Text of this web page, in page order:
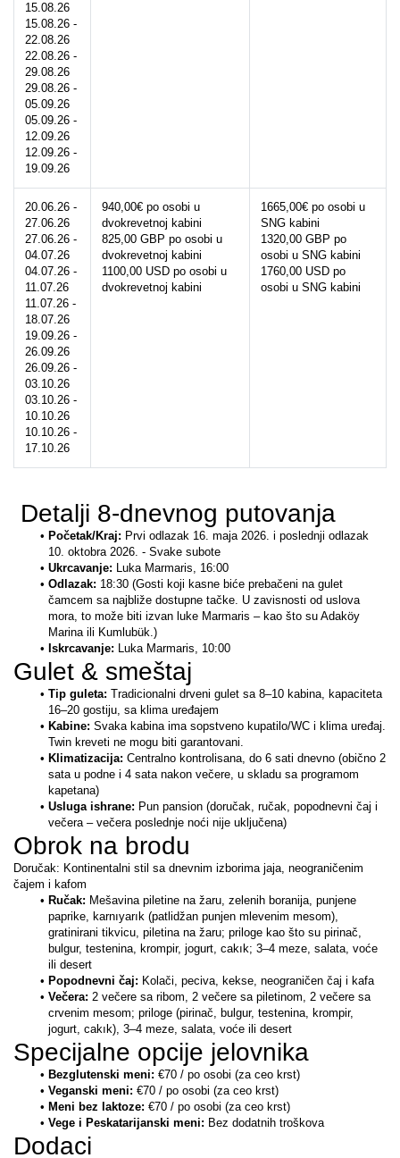
15.08.26
15.08.26 -
22.08.26
22.08.26 -
29.08.26
29.08.26 -
05.09.26
05.09.26 -
12.09.26
12.09.26 -
19.09.26
20.06.26 -
27.06.26
27.06.26 -
04.07.26
04.07.26 -
11.07.26
11.07.26 -
18.07.26
19.09.26 -
26.09.26
26.09.26 -
03.10.26
03.10.26 -
10.10.26
10.10.26 -
17.10.26
940,00€ po osobi u
dvokrevetnoj kabini
825,00 GBP po osobi u
dvokrevetnoj kabini
1100,00 USD po osobi u
dvokrevetnoj kabini
1665,00€ po osobi u
SNG kabini
1320,00 GBP po
osobi u SNG kabini
1760,00 USD po
osobi u SNG kabini
Detalji 8-dnevnog putovanja
Početak/Kraj: Prvi odlazak 16. maja 2026. i poslednji odlazak
10. oktobra 2026. - Svake subote
Ukrcavanje: Luka Marmaris, 16:00
Odlazak: 18:30 (Gosti koji kasne biće prebačeni na gulet
čamcem sa najbliže dostupne tačke. U zavisnosti od uslova
mora, to može biti izvan luke Marmaris – kao što su Adaköy
Marina ili Kumlubük.)
Iskrcavanje: Luka Marmaris, 10:00
Gulet & smeštaj
Tip guleta: Tradicionalni drveni gulet sa 8–10 kabina, kapaciteta
16–20 gostiju, sa klima uređajem
Kabine: Svaka kabina ima sopstveno kupatilo/WC i klima uređaj.
Twin kreveti ne mogu biti garantovani.
Klimatizacija: Centralno kontrolisana, do 6 sati dnevno (obično 2
sata u podne i 4 sata nakon večere, u skladu sa programom
kapetana)
Usluga ishrane: Pun pansion (doručak, ručak, popodnevni čaj i
večera – večera poslednje noći nije uključena)
Obrok na brodu
Doručak: Kontinentalni stil sa dnevnim izborima jaja, neograničenim
čajem i kafom
Ručak: Mešavina piletine na žaru, zelenih boranija, punjene
paprike, karnıyarık (patlidžan punjen mlevenim mesom),
gratinirani tikvicu, piletina na žaru; priloge kao što su pirinač,
bulgur, testenina, krompir, jogurt, cakık; 3–4 meze, salata, voće
ili desert
Popodnevni čaj: Kolači, peciva, kekse, neograničen čaj i kafa
Večera: 2 večere sa ribom, 2 večere sa piletinom, 2 večere sa
crvenim mesom; priloge (pirinač, bulgur, testenina, krompir,
jogurt, cakık), 3–4 meze, salata, voće ili desert
Specijalne opcije jelovnika
Bezglutenski meni: €70 / po osobi (za ceo krst)
Veganski meni: €70 / po osobi (za ceo krst)
Meni bez laktoze: €70 / po osobi (za ceo krst)
Vege i Peskatarijanski meni: Bez dodatnih troškova
Dodaci